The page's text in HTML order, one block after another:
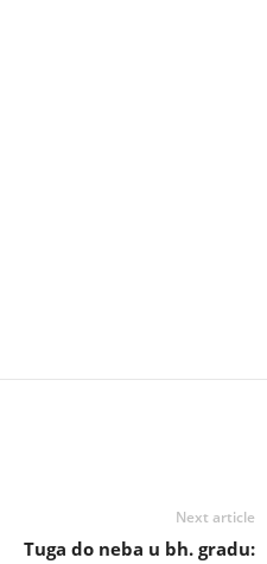
Next article
Tuga do neba u bh. gradu: